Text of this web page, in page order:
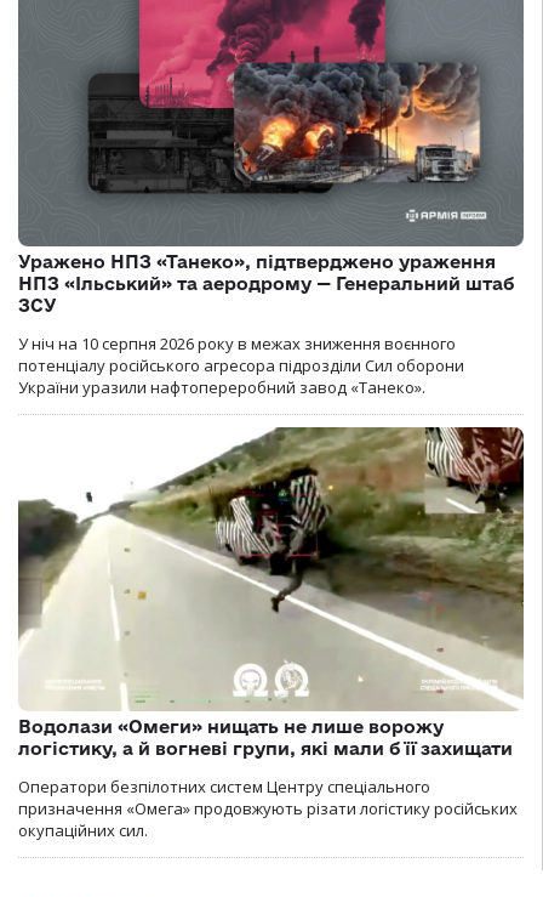
Уражено НПЗ «Танеко», підтверджено ураження
НПЗ «Ільський» та аеродрому — Генеральний штаб
ЗСУ
У ніч на 10 серпня 2026 року в межах зниження воєнного
потенціалу російського агресора підрозділи Сил оборони
України уразили нафтопереробний завод «Танеко».
Водолази «Омеги» нищать не лише ворожу
логістику, а й вогневі групи, які мали б її захищати
Оператори безпілотних систем Центру спеціального
призначення «Омега» продовжують різати логістику російських
окупаційних сил.